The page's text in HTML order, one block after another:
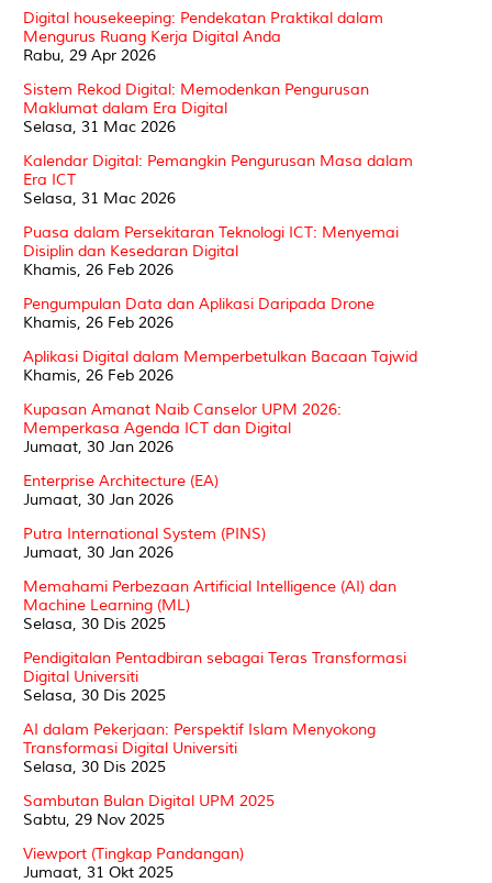
Digital housekeeping: Pendekatan Praktikal dalam
Mengurus Ruang Kerja Digital Anda
Rabu, 29 Apr 2026
Sistem Rekod Digital: Memodenkan Pengurusan
Maklumat dalam Era Digital
Selasa, 31 Mac 2026
Kalendar Digital: Pemangkin Pengurusan Masa dalam
Era ICT
Selasa, 31 Mac 2026
Puasa dalam Persekitaran Teknologi ICT: Menyemai
Disiplin dan Kesedaran Digital
Khamis, 26 Feb 2026
Pengumpulan Data dan Aplikasi Daripada Drone
Khamis, 26 Feb 2026
Aplikasi Digital dalam Memperbetulkan Bacaan Tajwid
Khamis, 26 Feb 2026
Kupasan Amanat Naib Canselor UPM 2026:
Memperkasa Agenda ICT dan Digital
Jumaat, 30 Jan 2026
Enterprise Architecture (EA)
Jumaat, 30 Jan 2026
Putra International System (PINS)
Jumaat, 30 Jan 2026
Memahami Perbezaan Artificial Intelligence (AI) dan
Machine Learning (ML)
Selasa, 30 Dis 2025
Pendigitalan Pentadbiran sebagai Teras Transformasi
Digital Universiti
Selasa, 30 Dis 2025
AI dalam Pekerjaan: Perspektif Islam Menyokong
Transformasi Digital Universiti
Selasa, 30 Dis 2025
Sambutan Bulan Digital UPM 2025
Sabtu, 29 Nov 2025
Viewport (Tingkap Pandangan)
Jumaat, 31 Okt 2025